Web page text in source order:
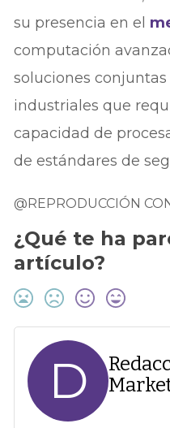
su presencia en el
computación
soluciones
industriales que
capacidad de
de estándares de
@REPRODUCCIÓN
¿Qué te ha
artículo?
D